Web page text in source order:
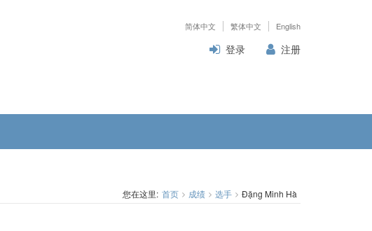
简体中文 繁体中文 English
登录 注册
您在这里: 首页 成绩 选手 Đặng Minh Hà